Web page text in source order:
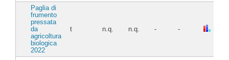
Paglia di
frumento
pressata
da
agricoltura
biologica
2022
t n.q. n.q. - -